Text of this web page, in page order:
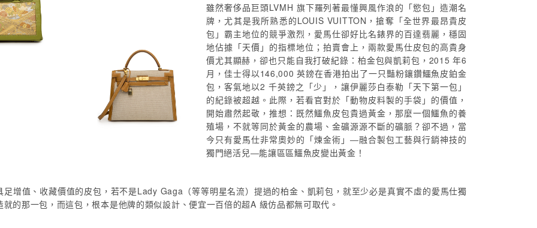
雖然奢侈品巨頭LVMH 旗下羅列著最懂興風作浪的「慾包」造潮名
牌，尤其是我所熟悉的LOUIS VUITTON，搶奪「全世界最昂貴皮
包」霸主地位的競爭激烈，愛馬仕卻好比名錶界的百達翡麗，穩固
地佔據「天價」的指標地位；拍賣會上，兩款愛馬仕皮包的高貴身
價尤其顯赫，卻也只能自我打破紀錄：柏金包與凱莉包，2015 年6
月，佳士得以146,000 英鎊在香港拍出了一只豔粉鑲鑽鱷魚皮鉑金
包，客氣地以2 千英鎊之「少」，讓伊麗莎白泰勒「天下第一包」
的紀錄被超越。此際，若看官對於「動物皮料製的手袋」的價值，
開始肅然起敬，推想：既然鱷魚皮包貴過黃金，那麼一個鱷魚的養
殖場，不就等同於黃金的農場、金礦源源不斷的礦脈？卻不過，當
今只有愛馬仕非常奧妙的「煉金術」―融合製包工藝與行銷神技的
獨門絕活兒―能讓區區鱷魚皮變出黃金！
足增值、收藏價值的皮包，若不是Lady Gaga（等等明星名流）提過的柏金、凱莉包，就至少必是真實不虛的愛馬仕獨
就的那一包，而這包，根本是他牌的類似設計、便宜一百倍的超A 級仿品都無可取代。